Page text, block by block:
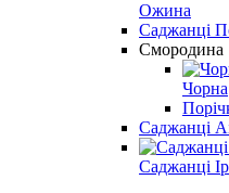
Ожина
Саджанці
Смородина
Чорна
Саджанці
Саджанці